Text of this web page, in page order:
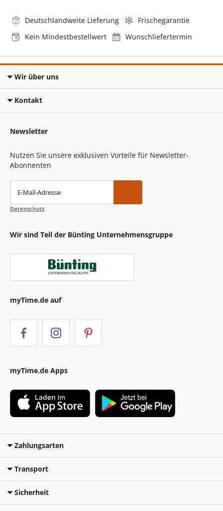
Deutschlandweite Lieferung
Frischegarantie
Kein Mindestbestellwert
Wunschliefertermin
Wir über uns
Kontakt
Newsletter
Nutzen Sie unsere exklusiven Vorteile für Newsletter-
Abonnenten
E-Mail-Adresse
Datenschutz
Wir sind Teil der Bünting Unternehmensgruppe
myTime.de auf
myTime.de Apps
Zahlungsarten
Transport
Sicherheit